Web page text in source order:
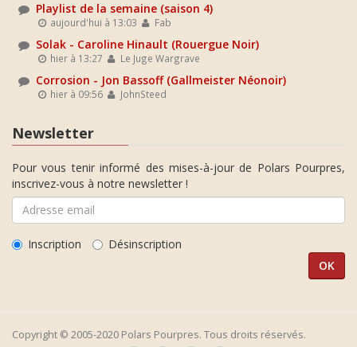
Playlist de la semaine (saison 4)
aujourd'hui à 13:03 Fab
Solak - Caroline Hinault (Rouergue Noir)
hier à 13:27 Le Juge Wargrave
Corrosion - Jon Bassoff (Gallmeister Néonoir)
hier à 09:56 JohnSteed
Newsletter
Pour vous tenir informé des mises-à-jour de Polars Pourpres,
inscrivez-vous à notre newsletter !
Inscription Désinscription
Copyright © 2005-2020 Polars Pourpres. Tous droits réservés.